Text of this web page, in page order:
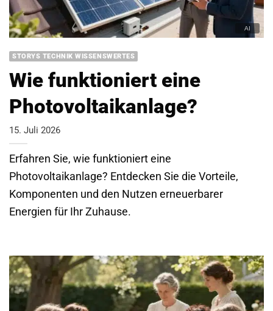
STORYS TECHNIK WISSENSWERTES
Wie funktioniert eine
Photovoltaikanlage?
15. Juli 2026
Erfahren Sie, wie funktioniert eine
Photovoltaikanlage? Entdecken Sie die Vorteile,
Komponenten und den Nutzen erneuerbarer
Energien für Ihr Zuhause.